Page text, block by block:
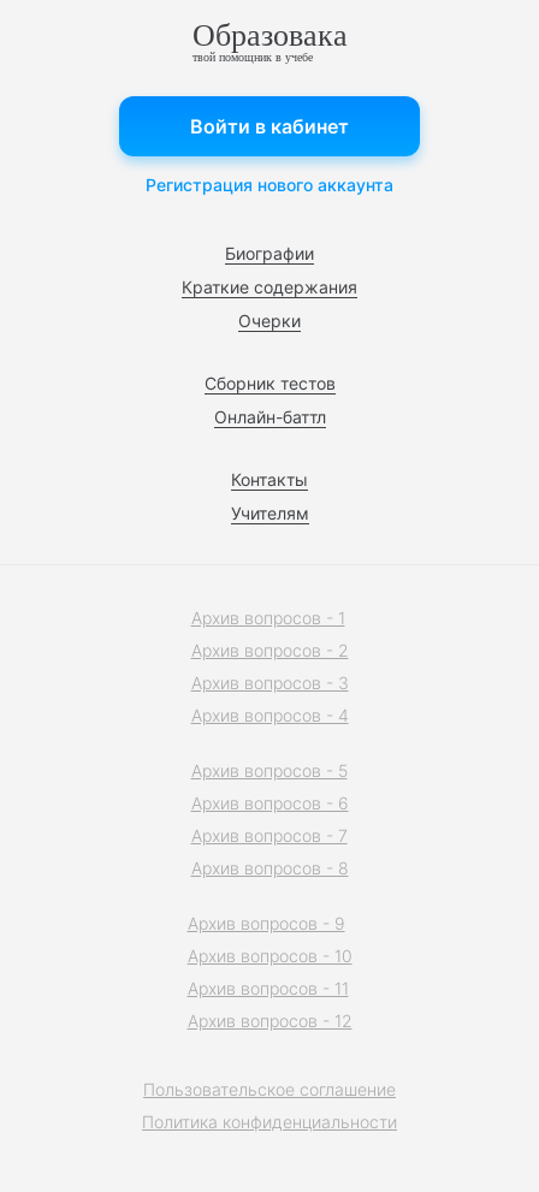
Образовака
твой помощник в учебе
Биографии
Краткие содержания
Очерки
Сборник тестов
Онлайн-баттл
Контакты
Учителям
Войти в кабинет
Регистрация нового аккаунта
Пользовательское соглашение
Политика конфиденциальности
Архив вопросов - 1
Архив вопросов - 2
Архив вопросов - 3
Архив вопросов - 4
Архив вопросов - 5
Архив вопросов - 6
Архив вопросов - 7
Архив вопросов - 8
Архив вопросов - 9
Архив вопросов - 10
Архив вопросов - 11
Архив вопросов - 12